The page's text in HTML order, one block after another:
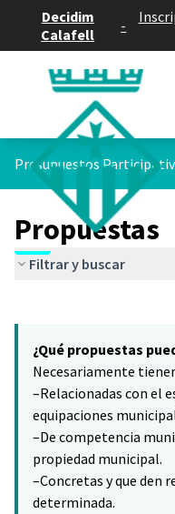
Decidim
Calafell
-
Presupuestos
Propuestas
Filtrar y buscar
−
¿Qué propuestas
Necesariamente
–Relacionadas con el
equipaciones
–De competencia
propiedad municipal.
–Concretas y que den
determinada.